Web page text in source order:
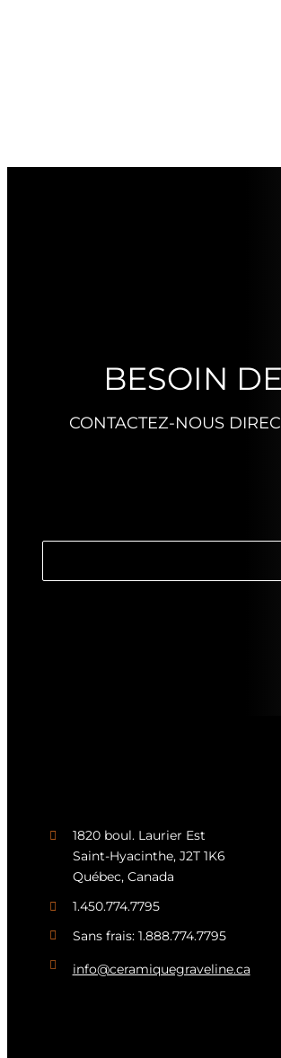
BESOIN
CONTACTEZ-NOUS
1820 boul. Laurier Est
Saint-Hyacinthe, J2T 1K6
Québec, Canada
1.450.774.7795
Sans frais: 1.888.774.7795
info@ceramiquegraveline.ca